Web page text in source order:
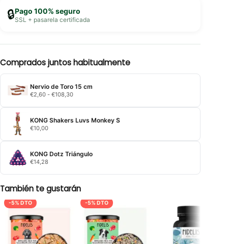
🔒Pago 100% seguro
SSL + pasarela certificada
Comprados juntos habitualmente
Nervio de Toro 15 cm
€2,60 - €108,30Rango
precios:
€2,60
KONG Shakers Luvs Monkey S
€10,00
KONG Dotz Triángulo
€14,28
También te gustarán
-5% DTO -5% DTO